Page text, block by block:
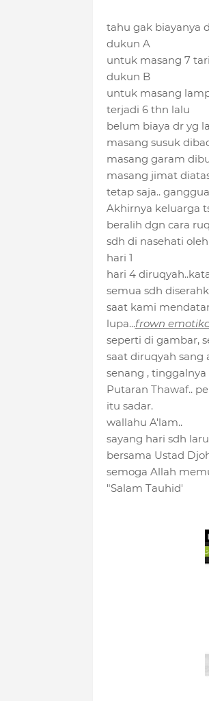
tahu gak biayanya
dukun A
untuk masang 7
dukun B
untuk masang
terjadi 6 thn lalu
belum biaya dr yg
masang susuk
masang garam
masang jimat
tetap saja..
Akhirnya keluarga
beralih dgn cara
sdh di nasehati
hari 1
hari 4
semua sdh
saat kami
lupa...frown
seperti di gambar,
saat diruqyah sang
senang ,
Putaran Thawaf..
itu sadar.
wallahu A'lam..
sayang hari sdh
bersama Ustad
semoga Allah
"Salam Tauhid'